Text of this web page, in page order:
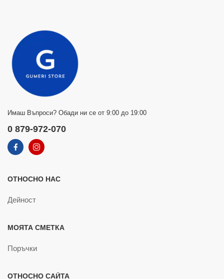
Имаш Въпроси? Обади ни се от 9:00 до 19:00
0 879-972-070
ОТНОСНО НАС
Дейност
МОЯТА СМЕТКА
Поръчки
ОТНОСНО САЙТА